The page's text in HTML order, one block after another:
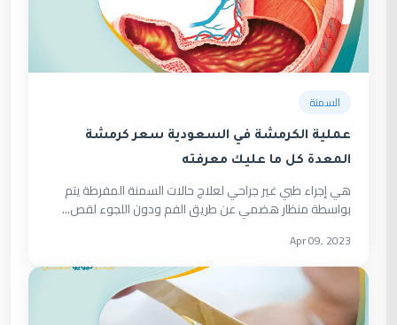
السمنة
عملية الكرمشة في السعودية سعر كرمشة
المعدة كل ما عليك معرفته
هي إجراء طبي غير جراحي لعلاج حالات السمنة المفرطة يتم
بواسطة منظار هضمي عن طريق الفم ودون اللجوء لقص...
Apr 09, 2023